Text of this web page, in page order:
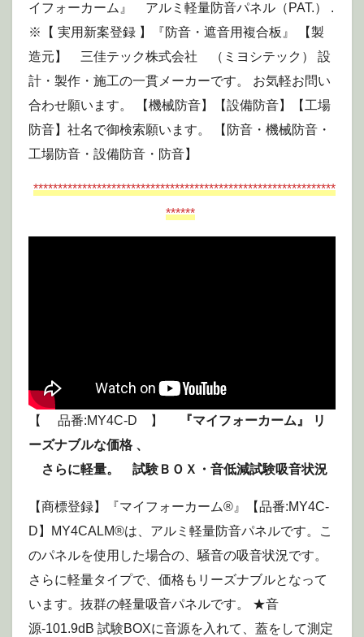
イフォーカーム』 アルミ軽量防音パネル（PAT.） .
※【 実用新案登録 】『防音・遮音用複合板』 【製
造元】 三佳テック株式会社 （ミヨシテック） 設
計・製作・施工の一貫メーカーです。 お気軽お問い
合わせ願います。 【機械防音】【設備防音】【工場
防音】社名で御検索願います。 【防音・機械防音・
工場防音・設備防音・防音】
**************************************************************
******
【 品番:MY4C-D 】
『マイフォーカーム』 リ
ーズナブルな価格 、
さらに軽量。 試験ＢＯＸ・音低減試験吸音状況
【商標登録】『マイフォーカーム®』【品番:MY4C-
D】MY4CALM®は、アルミ軽量防音パネルです。こ
のパネルを使用した場合の、騒音の吸音状況です。
さらに軽量タイプで、価格もリーズナブルとなって
います。抜群の軽量吸音パネルです。 ★音
源-101.9dB 試験BOXに音源を入れて、蓋をして測定